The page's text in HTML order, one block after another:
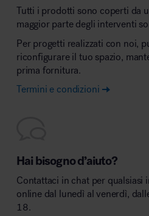
Tutti i prodotti sono coperti da
maggior parte degli interventi
Per progetti realizzati con noi,
riconfigurare il tuo spazio,
prima fornitura.
Termini e condizioni
Hai bisogno d’aiuto?
Contattaci in chat per qualsiasi
online dal lunedì al venerdì,
18.